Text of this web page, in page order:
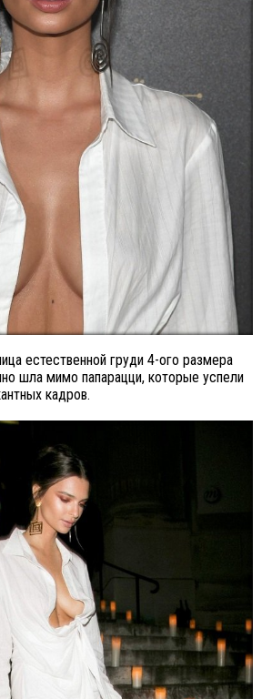
естественной груди 4-ого размера
шла мимо папарацци, которые успели
кадров.